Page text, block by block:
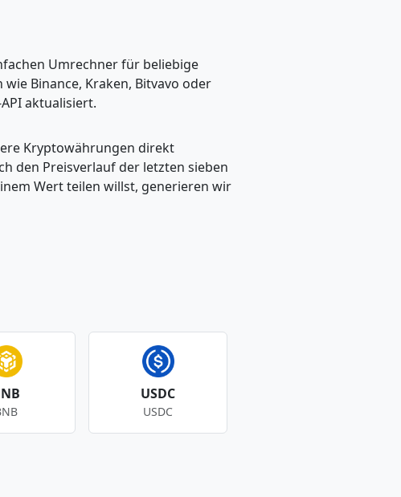
Umrechner für beliebige
Binance, Kraken, Bitvavo oder
aktualisiert.
Kryptowährungen direkt
den Preisverlauf der letzten sieben
Wert teilen willst, generieren wir
USDC
USDC